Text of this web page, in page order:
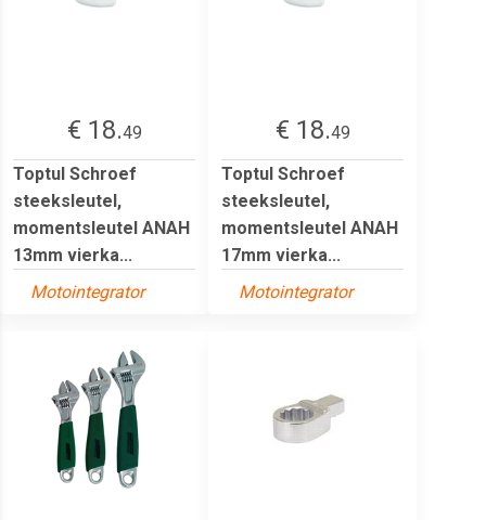
€ 18.49
Toptul Schroef
steeksleutel,
momentsleutel ANAH
13mm vierka...
Motointegrator
€ 18.49
Toptul Schroef
steeksleutel,
momentsleutel ANAH
17mm vierka...
Motointegrator